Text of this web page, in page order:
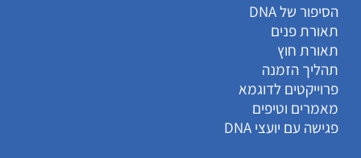
הסיפור של DNA
תאורת פנים
תאורת חוץ
תהליך הזמנה
פרוייקטים לדוגמא
מאמרים וטיפים
פגישה עם יועצי DNA